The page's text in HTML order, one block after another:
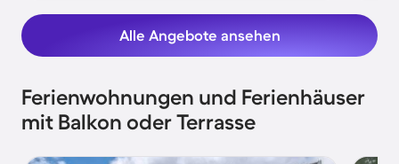
Alle Angebote ansehen
Ferienwohnungen und Ferienhäuser
mit Balkon oder Terrasse